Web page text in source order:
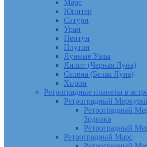
Марс
Юпитер
Сатурн
Уран
Нептун
Плутон
Лунные Узлы
Лилит (Черная Луна)
Селена (Белая Луна)
Хирон
Ретроградные планеты в
Ретроградный
Ретроградный
Зодиака
Ретроградный
Ретроградный Марс